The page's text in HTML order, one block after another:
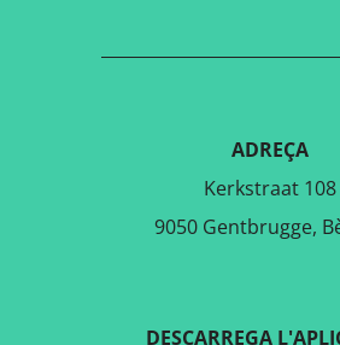
ADREÇA
Kerkstraat 108
9050 Gentbrugge,
DESCARREGA